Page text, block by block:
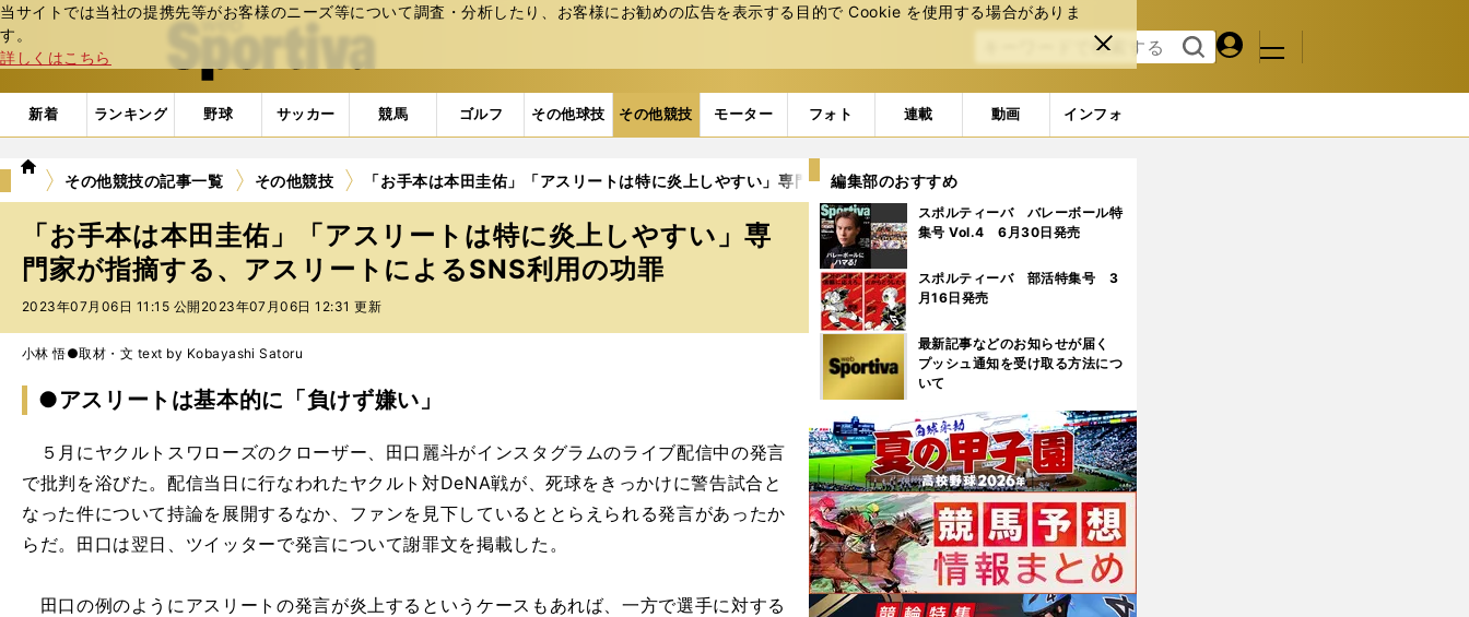
当サイトでは当社の提携先等がお客様のニーズ等について調査・分析したり、お客様にお勧めの広告を表⽰する⽬的で Cookie を使⽤する場合がありま
す。
詳しくはこちら
閉じ
る
web Sportiva (webスポルティーバ)
検索
る
マイペ
ジ
メニュ
新着 ランキング 野球 サッカー 競馬 ゴルフ その他球技 その他競技 モーター フォト 連載 動画 インフォ
we
ル
テ
ィ
ー
バ
その他競技の記事一覧 その他競技 「お手本は本田圭佑」「アスリートは特に炎上しやすい」専門家が指摘する、アスリートによるSNS利用の功罪
「お手本は本田圭佑」「アスリートは特に炎上しやすい」専
門家が指摘する、アスリートによるSNS利用の功罪
2023年07月06日 11:15 公開 2023年07月06日 12:31 更新
小林 悟●取材・文 text by Kobayashi Satoru
●アスリートは基本的に「負けず嫌い」
５月にヤクルトスワローズのクローザー、田口麗斗がインスタグラムのライブ配信中の発言
で批判を浴びた。配信当日に行なわれたヤクルト対DeNA戦が、死球をきっかけに警告試合と
なった件について持論を展開するなか、ファンを見下しているととらえられる発言があったか
らだ。田口は翌日、ツイッターで発言について謝罪文を掲載した。
田口の例のようにアスリートの発言が炎上するというケースもあれば、一方で選手に対する
編集部のおすすめ
スポルティーバ バレーボール特
集号 Vol.4 6月30日発売
スポルティーバ 部活特集号 3
月16日発売
最新記事などのお知らせが届く
プッシュ通知を受け取る方法につ
いて